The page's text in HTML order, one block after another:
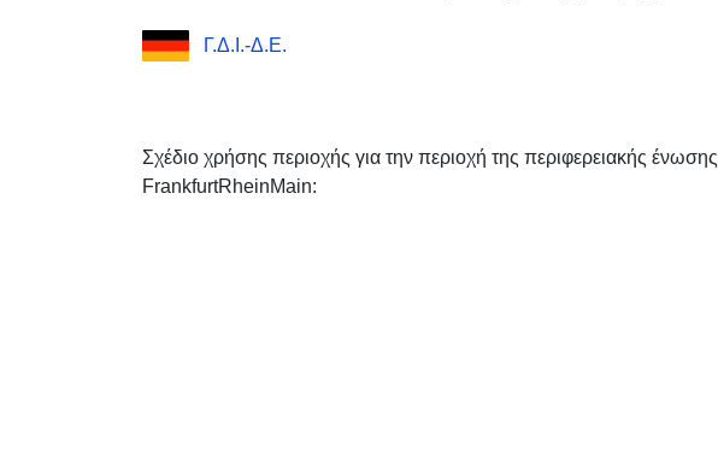
Γ.Δ.Ι.-Δ.Ε.
Σχέδιο χρήσης περιοχής για την περιοχή της περιφερειακής ένωσης
FrankfurtRheinMain: